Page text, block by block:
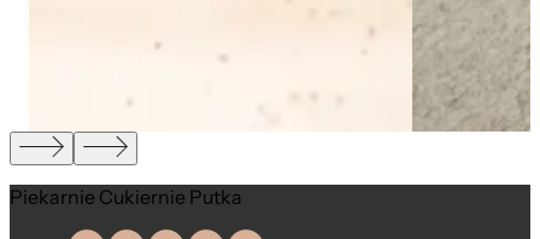
Piekarnie Cukiernie Putka